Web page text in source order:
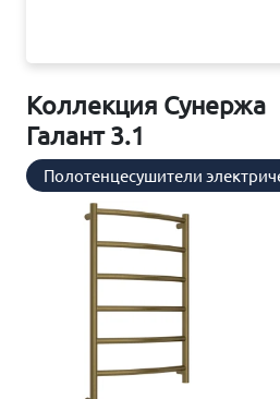
Коллекция Сунержа
Галант 3.1
Полотенцесушители